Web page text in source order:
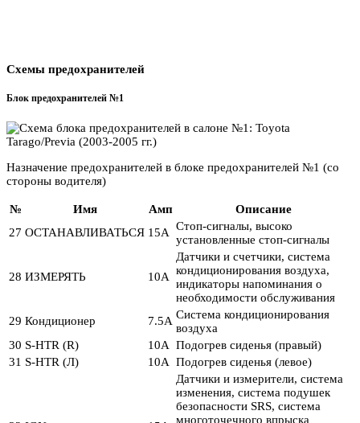
Схемы предохранителей
Блок предохранителей №1
Назначение предохранителей в блоке предохранителей №1 (со
стороны водителя)
№ Имя Амп
Описание
27 ОСТАНАВЛИВАТЬСЯ 15А Стоп-сигналы, высоко
установленные стоп-сигналы
28 ИЗМЕРЯТЬ 10А
Датчики и счетчики, система
кондиционирования воздуха,
индикаторы напоминания о
необходимости обслуживания
29 Кондиционер 7.5А Система кондиционирования
воздуха
30 S-HTR (R) 10А Подогрев сиденья (правый)
31 S-HTR (Л) 10А Подогрев сиденья (левое)
Датчики и измерители, система
изменения, система подушек
безопасности SRS, система
многоточечного впрыска